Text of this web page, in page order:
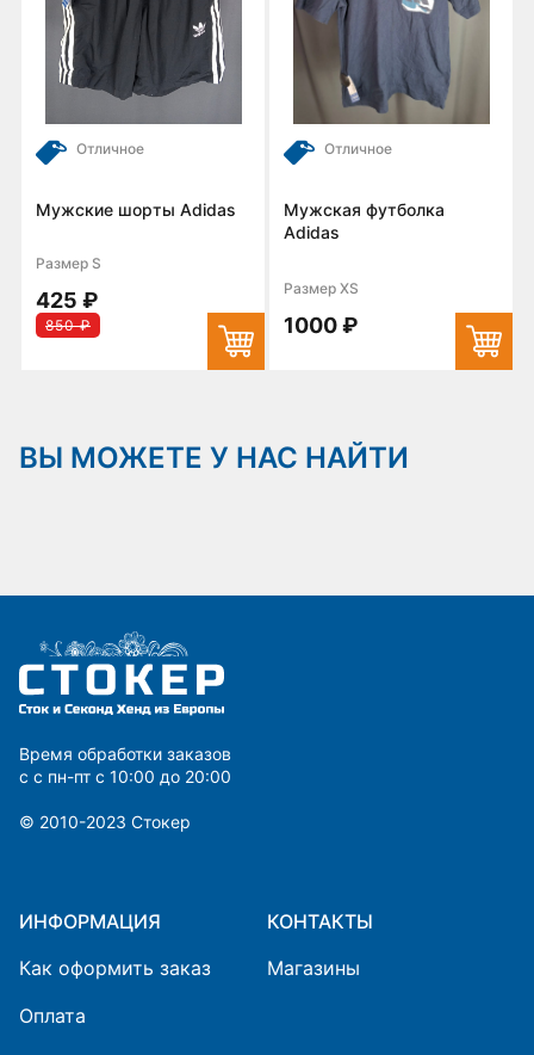
Отличное
Мужские шорты Adidas
Размер S
425 ₽
850 ₽
Отличное
Мужская футболка
Adidas
Размер XS
1000 ₽
ВЫ МОЖЕТЕ У НАС НАЙТИ
Время обработки заказов
с с пн-пт с 10:00 до 20:00
© 2010-2023 Cтокер
ИНФОРМАЦИЯ
Как оформить заказ
Оплата
КОНТАКТЫ
Магазины